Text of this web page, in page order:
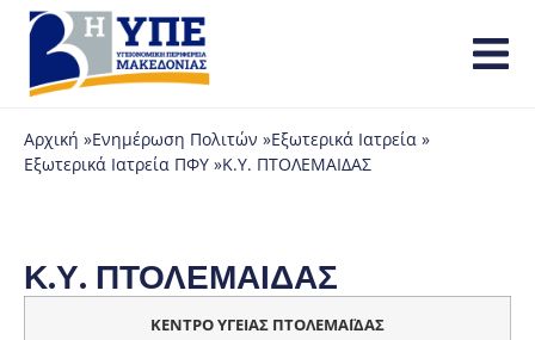
Αρχική »Ενημέρωση Πολιτών »Εξωτερικά Ιατρεία »
Εξωτερικά Ιατρεία ΠΦΥ »Κ.Υ. ΠΤΟΛΕΜΑΙΔΑΣ
Κ.Υ. ΠΤΟΛΕΜΑΙΔΑΣ
ΚΕΝΤΡΟ ΥΓΕΙΑΣ ΠΤΟΛΕΜΑΪΔΑΣ